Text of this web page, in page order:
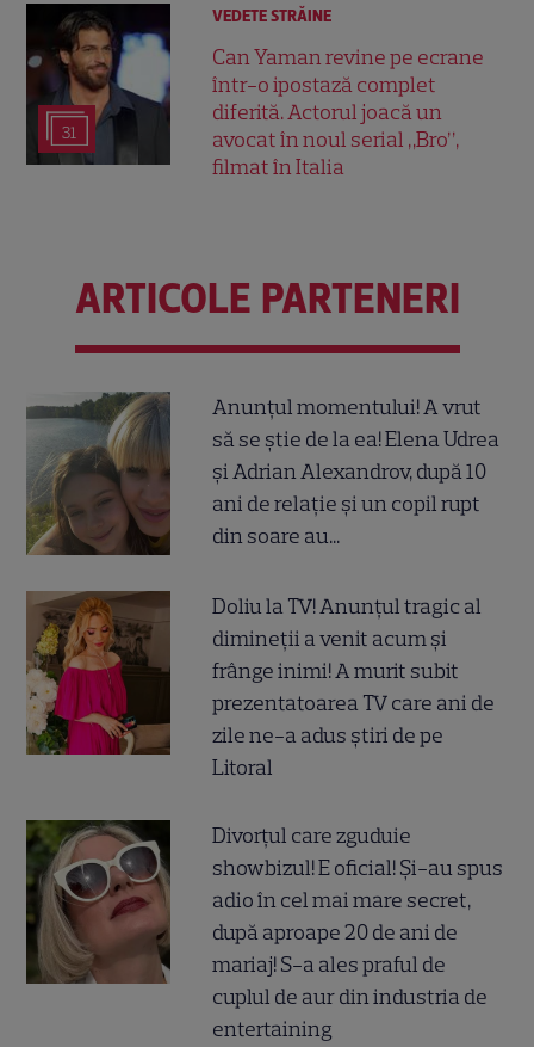
31
VEDETE STRĂINE
Can Yaman revine pe ecrane
într-o ipostază complet
diferită. Actorul joacă un
avocat în noul serial „Bro”,
filmat în Italia
ARTICOLE PARTENERI
Anunțul momentului! A vrut
să se știe de la ea! Elena Udrea
și Adrian Alexandrov, după 10
ani de relație și un copil rupt
din soare au...
Doliu la TV! Anunțul tragic al
dimineții a venit acum și
frânge inimi! A murit subit
prezentatoarea TV care ani de
zile ne-a adus știri de pe
Litoral
Divorțul care zguduie
showbizul! E oficial! Și-au spus
adio în cel mai mare secret,
după aproape 20 de ani de
mariaj! S-a ales praful de
cuplul de aur din industria de
entertaining